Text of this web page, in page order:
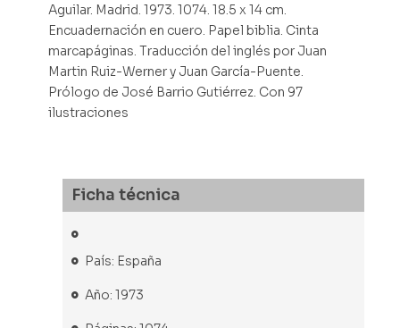
Aguilar. Madrid. 1973. 1074. 18.5 x 14 cm.
Encuadernación en cuero. Papel biblia. Cinta
marcapáginas. Traducción del inglés por Juan
Martin Ruiz-Werner y Juan García-Puente.
Prólogo de José Barrio Gutiérrez. Con 97
ilustraciones
Ficha técnica
País: España
Año: 1973